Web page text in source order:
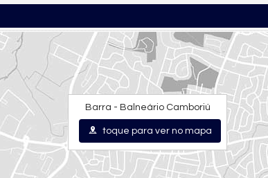
Barra - Balneário Camboriú
toque para ver no mapa